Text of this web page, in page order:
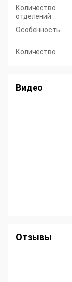
Количество
отделений
Особенность
Количество
Видео
Отзывы